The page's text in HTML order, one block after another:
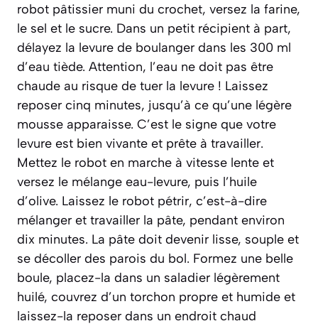
robot pâtissier muni du crochet, versez la farine,
le sel et le sucre. Dans un petit récipient à part,
délayez la levure de boulanger dans les 300 ml
d’eau tiède. Attention, l’eau ne doit pas être
chaude au risque de tuer la levure ! Laissez
reposer cinq minutes, jusqu’à ce qu’une légère
mousse apparaisse. C’est le signe que votre
levure est bien vivante et prête à travailler.
Mettez le robot en marche à vitesse lente et
versez le mélange eau-levure, puis l’huile
d’olive. Laissez le robot pétrir, c’est-à-dire
mélanger et travailler la pâte, pendant environ
dix minutes. La pâte doit devenir lisse, souple et
se décoller des parois du bol. Formez une belle
boule, placez-la dans un saladier légèrement
huilé, couvrez d’un torchon propre et humide et
laissez-la reposer dans un endroit chaud